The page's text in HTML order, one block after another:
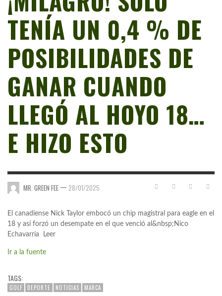
TENÍA UN 0,4 % DE
POSIBILIDADES DE
GANAR CUANDO
LLEGÓ AL HOYO 18…
E HIZO ESTO
MR. GREEN FEE — 28/01/2025
El canadiense Nick Taylor embocó un chip magistral para eagle en el
18 y así forzó un desempate en el que venció al&nbsp;Nico
Echavarría Leer
Ir a la fuente
TAGS:
GOLF DEPORTE NOTICIAS MARCA